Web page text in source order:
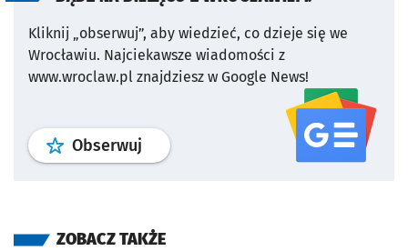
Kliknij „obserwuj”, aby wiedzieć, co dzieje się we
Wrocławiu. Najciekawsze wiadomości z
www.wroclaw.pl znajdziesz w Google News!
Obserwuj profil serwisu
ZOBACZ TAKŻE